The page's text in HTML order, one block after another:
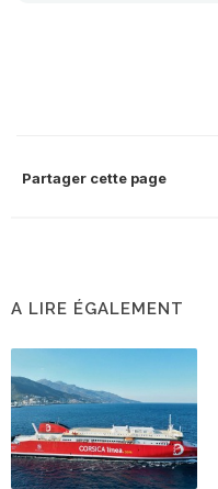
Partager cette page
A LIRE ÉGALEMENT